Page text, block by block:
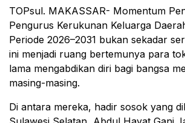
TOPsul. MAKASSAR- Momentum
Pengurus Kerukunan Keluarga
Periode 2026–2031 bukan sekadar
ini menjadi ruang bertemunya para
lama mengabdikan diri bagi bangsa
masing-masing.
Di antara mereka, hadir sosok yang